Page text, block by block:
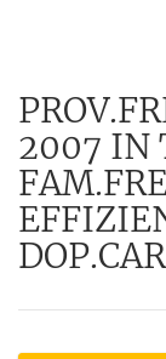
2007 IN